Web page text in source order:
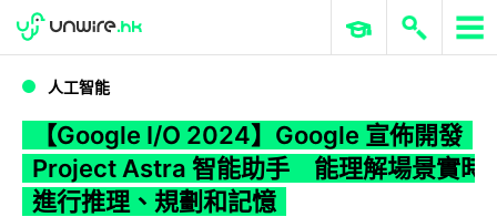
WWDC 2026 ERP 與商業 AI
人工智能
【Google I/O 2024】Google 宣佈開發
Project Astra 智能助手 能理解場景實時
進行推理、規劃和記憶